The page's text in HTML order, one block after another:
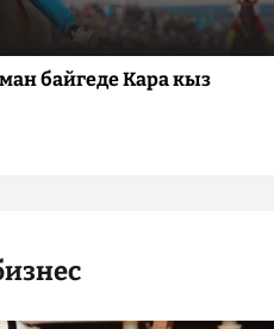
байгеде Кара кыз